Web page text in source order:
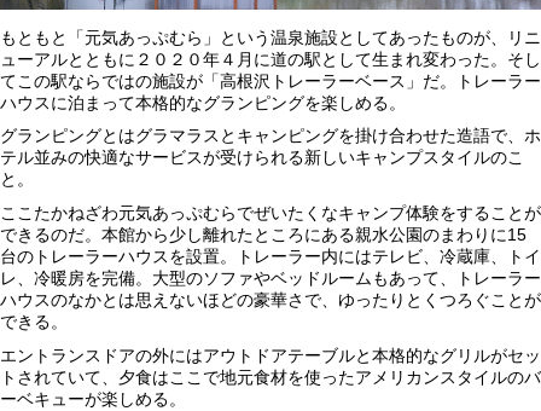
もともと「元気あっぷむら」という温泉施設としてあったものが、リニ
ューアルとともに２０２０年４月に道の駅として生まれ変わった。そし
てこの駅ならではの施設が「高根沢トレーラーベース」だ。トレーラー
ハウスに泊まって本格的なグランピングを楽しめる。
グランピングとはグラマラスとキャンピングを掛け合わせた造語で、ホ
テル並みの快適なサービスが受けられる新しいキャンプスタイルのこ
と。
ここたかねざわ元気あっぷむらでぜいたくなキャンプ体験をすることが
できるのだ。本館から少し離れたところにある親水公園のまわりに15
台のトレーラーハウスを設置。トレーラー内にはテレビ、冷蔵庫、トイ
レ、冷暖房を完備。大型のソファやベッドルームもあって、トレーラー
ハウスのなかとは思えないほどの豪華さで、ゆったりとくつろぐことが
できる。
エントランスドアの外にはアウトドアテーブルと本格的なグリルがセッ
トされていて、夕食はここで地元食材を使ったアメリカンスタイルのバ
ーベキューが楽しめる。